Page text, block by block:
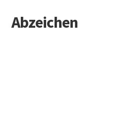
Zur
Navigation
Zum
Inhalt
Abzeichen